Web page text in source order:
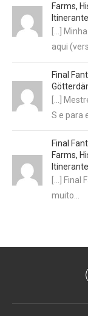
Farms,
Itinerante
[…]
aqui
Final
[…]
S e para
Final
Farms,
Itinerante
[…] Final
muito…